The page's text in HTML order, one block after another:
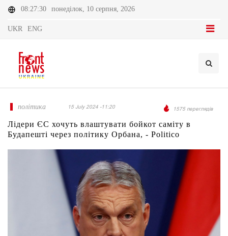
08:27:30 понеділок, 10 серпня, 2026
UKR ENG
політика 15 July 2024 -11:20 1575 переглядів
Лідери ЄС хочуть влаштувати бойкот саміту в
Будапешті через політику Орбана, - Politico